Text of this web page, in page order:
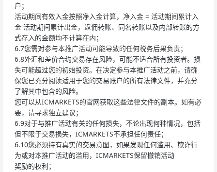
户；
活动期间有效入金按照净入金计算，净入金 = 活动期间累计入
金 活动期间累计出金，返佣转账、同名转账以及内部转账的方
式存入的金额均不计算在内；
6.7您需对参与本推广活动可能导致的任何税务后果负责；
6.8外汇和差价合约交易存在风险，可能不适合所有投资者。损
失可能超过您的初始投资。在决定参与本推广活动之前，请确
保您已充分阅读适用于您的交易账户的所有法律文件，并充分
了解其中包含的风险。
您可以从ICMARKETS的官网获取这些法律文件的副本。如有必
要，请寻求独立建议；
6.9对于与推广活动有关的任何损失，不论出现何种情况，包括
但不限于交易损失，ICMARKETS不承担任何责任；
6.10您必须持有真实的交易意图，如果发现任何滥用、欺诈行
为或对本推广活动的滥用，ICMARKETS保留撤销活动
奖励的权利；